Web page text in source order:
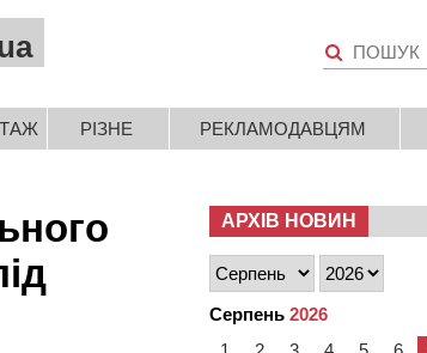
РІЗНЕ РЕКЛАМОДАВЦЯМ
АРХІВ НОВИН
Серпень 2026